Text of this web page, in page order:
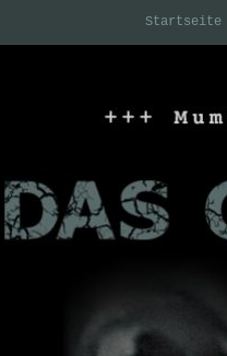
Startseite